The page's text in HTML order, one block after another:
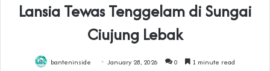
Lansia Tewas Tenggelam di Sungai
Ciujung Lebak
banteninside January 28, 2026 0 1 minute read